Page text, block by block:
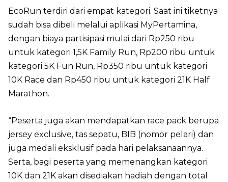
EcoRun terdiri dari empat kategori. Saat ini tiketnya
sudah bisa dibeli melalui aplikasi MyPertamina,
dengan biaya partisipasi mulai dari Rp250 ribu
untuk kategori 1,5K Family Run, Rp200 ribu untuk
kategori 5K Fun Run, Rp350 ribu untuk kategori
10K Race dan Rp450 ribu untuk kategori 21K Half
Marathon.
“Peserta juga akan mendapatkan race pack berupa
jersey exclusive, tas sepatu, BIB (nomor pelari) dan
juga medali eksklusif pada hari pelaksanaannya.
Serta, bagi peserta yang memenangkan kategori
10K dan 21K akan disediakan hadiah dengan total